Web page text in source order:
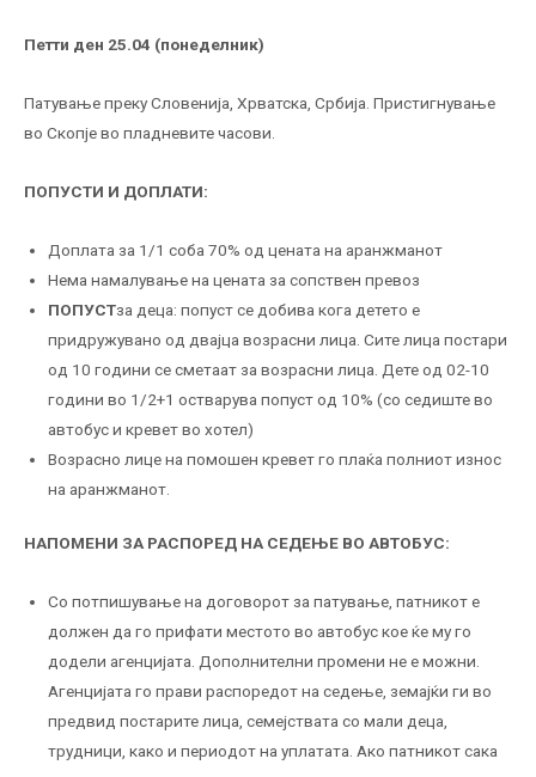
Петти ден 25.04 (понеделник)
Патување преку Словенија, Хрватска, Србија. Пристигнување
во Скопје во пладневите часови.
ПОПУСТИ И ДОПЛАТИ:
Доплата за 1/1 соба 70% од цената на аранжманот
Нема намалување на цената за сопствен превоз
ПОПУСТза деца: попуст се добива кога детето е
придружувано од двајца возрасни лица. Сите лица постари
од 10 години се сметаат за возрасни лица. Дете од 02-10
години во 1/2+1 остварува попуст од 10% (со седиште во
автобус и кревет во хотел)
Возрасно лице на помошен кревет го плаќа полниот износ
на аранжманот.
НАПОМЕНИ ЗА РАСПОРЕД НА СЕДЕЊЕ ВО АВТОБУС:
Со потпишување на договорот за патување, патникот е
должен да го прифати местото во автобус кое ќе му го
додели агенцијата. Дополнителни промени не е можни.
Агенцијата го прави распоредот на седење, земајќи ги во
предвид постарите лица, семејствата со мали деца,
трудници, како и периодот на уплатата. Ако патникот сака